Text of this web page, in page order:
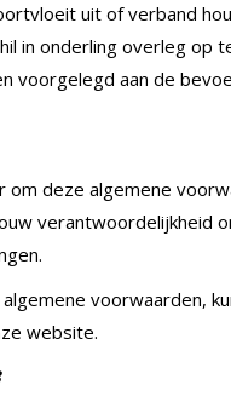
uit of verband
in onderling overleg op
voorgelegd aan de
deze algemene
verantwoordelijkheid
voorwaarden,
website.